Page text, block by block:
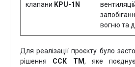
клапани KPU-1N
вогню та
Для реалізації проєкту було
рішення ССК ТМ, яке